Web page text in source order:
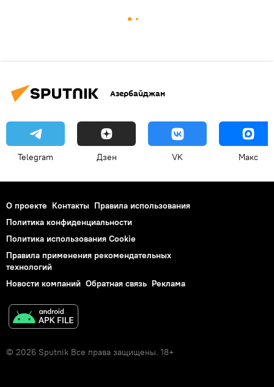
Азербайджан
Telegram Дзен VK Макс
О проекте Контакты Правила использования
Политика конфиденциальности
Политика использования Cookie
Правила применения рекомендательных
технологий
Новости компаний Обратная связь Реклама
© 2026 Sputnik Все права защищены. 18+